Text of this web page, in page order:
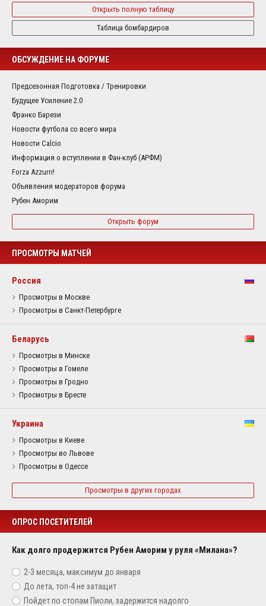
Открыть полную таблицу
Таблица бомбардиров
ОБСУЖДЕНИЕ НА ФОРУМЕ
Предсезонная Подготовка / Тренировки
Будущее Усиление 2.0
Франко Барези
Новости футбола со всего мира
Новости Calcio
Информация о вступлении в Фан-клуб (АРФМ)
Forza Azzurri!
Объявления модераторов форума
Рубен Аморим
Открыть форум
ПРОСМОТРЫ МАТЧЕЙ
Россия
Просмотры в Москве
Просмотры в Санкт-Петербурге
Беларусь
Просмотры в Минске
Просмотры в Гомеле
Просмотры в Гродно
Просмотры в Бресте
Украина
Просмотры в Киеве
Просмотры во Львове
Просмотры в Одессе
Просмотры в других городах
ОПРОС ПОСЕТИТЕЛЕЙ
Как долго продержится Рубен Аморим у руля «Милана»?
2-3 месяца, максимум до января
До лета, топ-4 не затащит
Пойдет по стопам Пиоли, задержится надолго